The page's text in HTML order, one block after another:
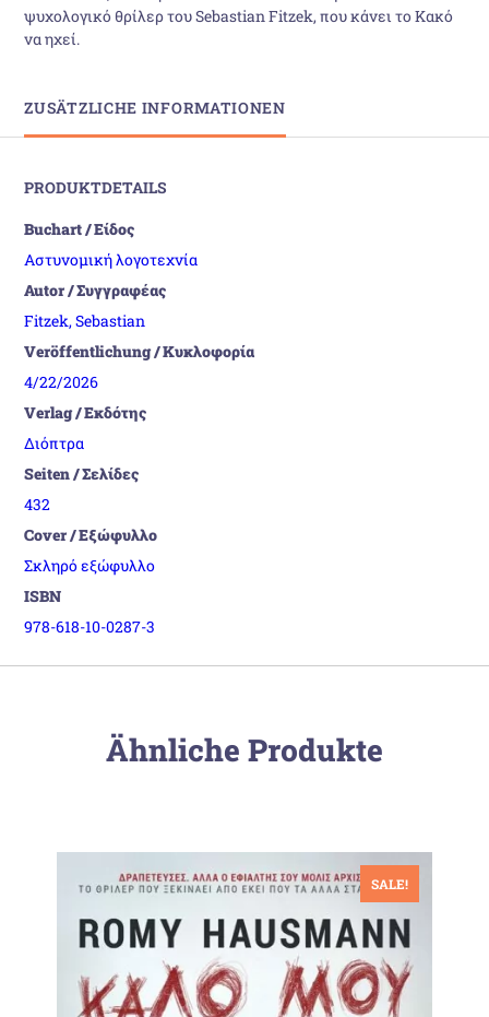
ψυχολογικό θρίλερ του Sebastian Fitzek, που κάνει το Κακό
να ηχεί.
ZUSÄTZLICHE INFORMATIONEN
PRODUKTDETAILS
Buchart / Είδος
Αστυνομική λογοτεχνία
Autor / Συγγραφέας
Fitzek, Sebastian
Veröffentlichung / Κυκλοφορία
4/22/2026
Verlag / Εκδότης
Διόπτρα
Seiten / Σελίδες
432
Cover / Εξώφυλλο
Σκληρό εξώφυλλο
ISBN
978-618-10-0287-3
Ähnliche Produkte
SALE!